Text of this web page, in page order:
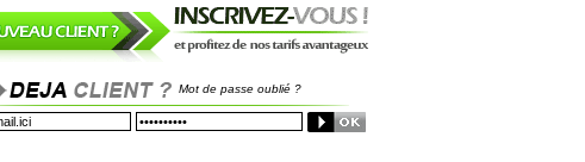
Mot de passe oublié ?